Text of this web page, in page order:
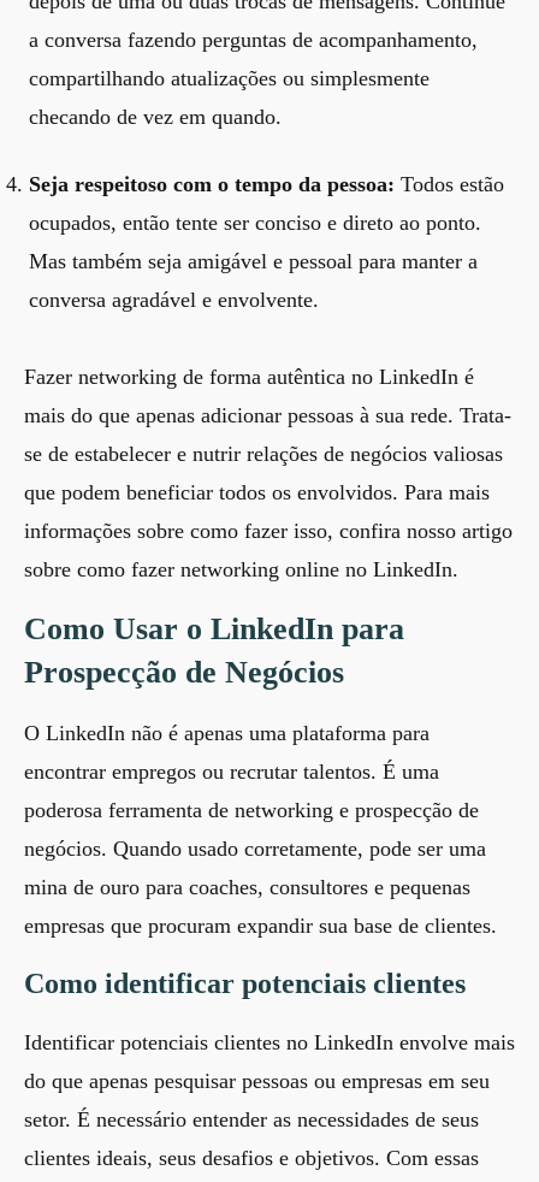
a conversa fazendo perguntas de acompanhamento,
compartilhando atualizações ou simplesmente
checando de vez em quando.
Seja respeitoso com o tempo da pessoa: Todos estão
ocupados, então tente ser conciso e direto ao ponto.
Mas também seja amigável e pessoal para manter a
conversa agradável e envolvente.
Fazer networking de forma autêntica no LinkedIn é
mais do que apenas adicionar pessoas à sua rede. Trata-
se de estabelecer e nutrir relações de negócios valiosas
que podem beneficiar todos os envolvidos. Para mais
informações sobre como fazer isso, confira nosso artigo
sobre como fazer networking online no LinkedIn.
Como Usar o LinkedIn para
Prospecção de Negócios
O LinkedIn não é apenas uma plataforma para
encontrar empregos ou recrutar talentos. É uma
poderosa ferramenta de networking e prospecção de
negócios. Quando usado corretamente, pode ser uma
mina de ouro para coaches, consultores e pequenas
empresas que procuram expandir sua base de clientes.
Como identificar potenciais clientes
Identificar potenciais clientes no LinkedIn envolve mais
do que apenas pesquisar pessoas ou empresas em seu
setor. É necessário entender as necessidades de seus
clientes ideais, seus desafios e objetivos. Com essas